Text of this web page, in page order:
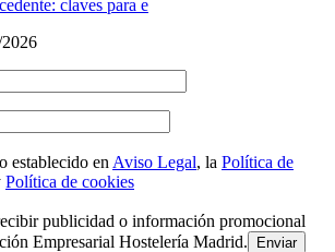
claves para e
establecido en Aviso Legal, la Política de
Política de cookies
publicidad o información promocional
Empresarial Hostelería Madrid.